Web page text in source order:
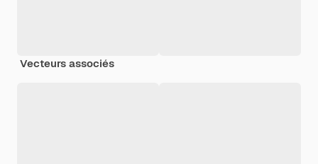
Vecteurs associés